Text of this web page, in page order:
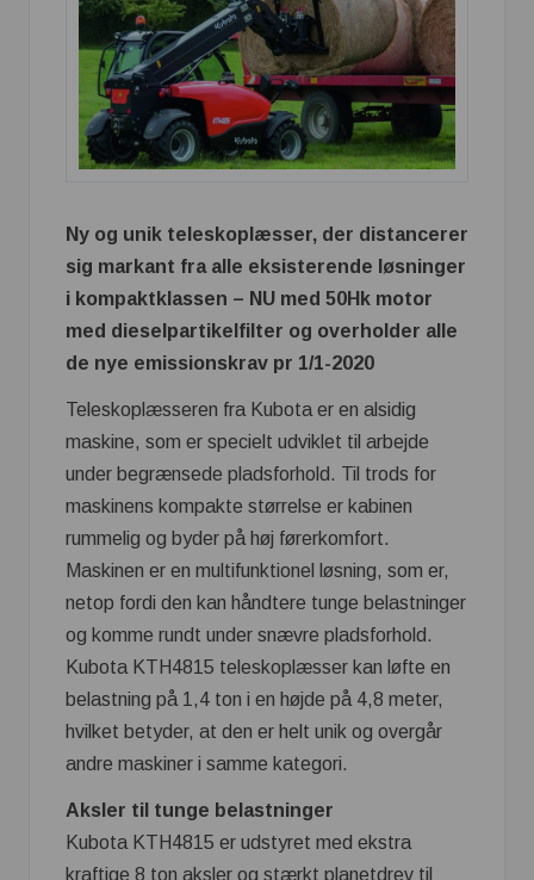
Ny og unik teleskoplæsser, der distancerer
sig markant fra alle eksisterende løsninger
i kompaktklassen – NU med 50Hk motor
med dieselpartikelfilter og overholder alle
de nye emissionskrav pr 1/1-2020
Teleskoplæsseren fra Kubota er en alsidig
maskine, som er specielt udviklet til arbejde
under begrænsede pladsforhold. Til trods for
maskinens kompakte størrelse er kabinen
rummelig og byder på høj førerkomfort.
Maskinen er en multifunktionel løsning, som er,
netop fordi den kan håndtere tunge belastninger
og komme rundt under snævre pladsforhold.
Kubota KTH4815 teleskoplæsser kan løfte en
belastning på 1,4 ton i en højde på 4,8 meter,
hvilket betyder, at den er helt unik og overgår
andre maskiner i samme kategori.
Aksler til tunge belastninger
Kubota KTH4815 er udstyret med ekstra
kraftige 8 ton aksler og stærkt planetdrev til